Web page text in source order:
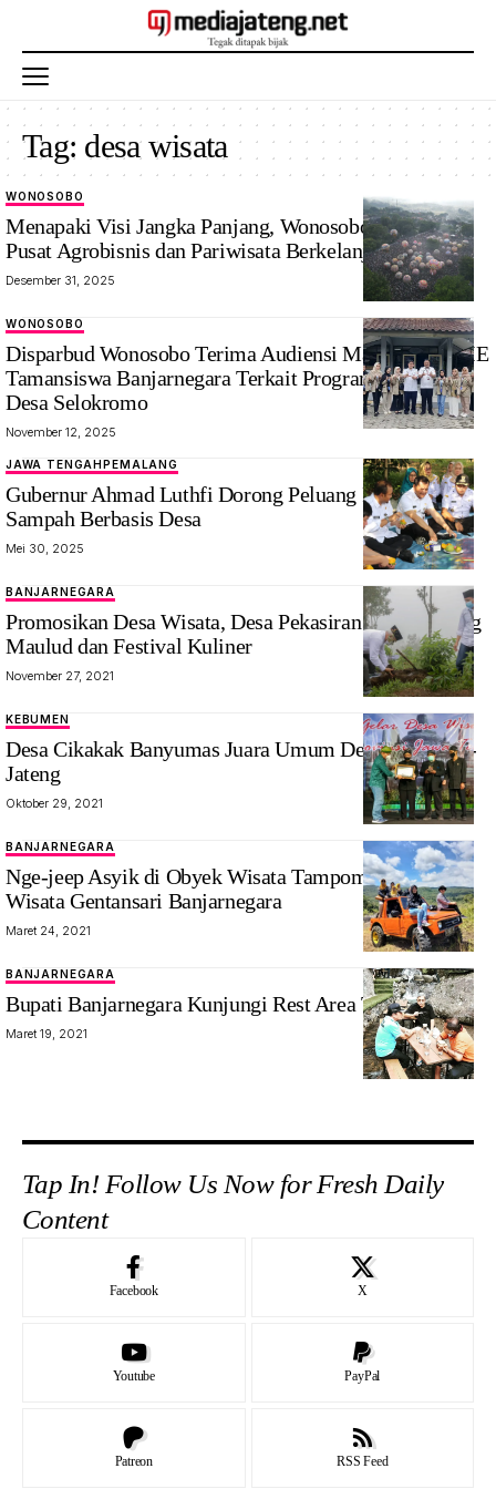
Tag: desa wisata
WONOSOBO
Menapaki Visi Jangka Panjang, Wonosobo sebagai
Pusat Agrobisnis dan Pariwisata Berkelanjutan
Desember 31, 2025
WONOSOBO
‎Disparbud Wonosobo Terima Audiensi Mahasiswa STIE
Tamansiswa Banjarnegara Terkait Program KKN di
Desa Selokromo
November 12, 2025
JAWA TENGAHPEMALANG
Gubernur Ahmad Luthfi Dorong Peluang Pengelolaan
Sampah Berbasis Desa
Mei 30, 2025
BANJARNEGARA
Promosikan Desa Wisata, Desa Pekasiran Gelar Grebeg
Maulud dan Festival Kuliner
November 27, 2021
KEBUMEN
Desa Cikakak Banyumas Juara Umum Desa Wisata se-
Jateng
Oktober 29, 2021
BANJARNEGARA
Nge-jeep Asyik di Obyek Wisata Tampomas Desa
Wisata Gentansari Banjarnegara
Maret 24, 2021
BANJARNEGARA
Bupati Banjarnegara Kunjungi Rest Area Tikako
Maret 19, 2021
Tap In! Follow Us Now for Fresh Daily
Content
Facebook X
Youtube PayPal
Patreon RSS Feed